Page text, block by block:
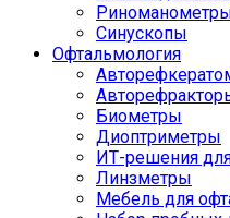
Синускопы
Офтальмология
Биометры
Диоптриметры
ИТ-решения
Линзметры
Мебель для